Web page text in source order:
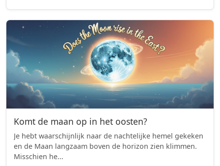
Komt de maan op in het oosten?
Je hebt waarschijnlijk naar de nachtelijke hemel gekeken
en de Maan langzaam boven de horizon zien klimmen.
Misschien he...